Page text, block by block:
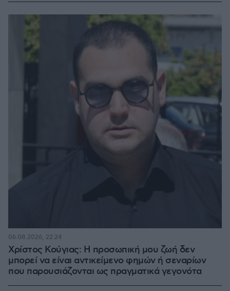
Χρίστος Κούγιας: Η προσωπική μου ζωή δεν
μπορεί να είναι αντικείμενο φημών ή σεναρίων
που παρουσιάζονται ως πραγματικά γεγονότα
06.08.2026, 22:24